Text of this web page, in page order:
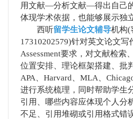
用文献—分析文献—得出自己
体现学术依据，也能够展示独
西听留学生论文辅导机构(
17310202579)针对英文论文写
Assessment要求，对文献检索
位置安排、理论框架搭建、批
APA、Harvard、MLA、
进行系统梳理，同时帮助学生
引用、哪些内容应体现个人分
不足、引用堆砌或引用格式错